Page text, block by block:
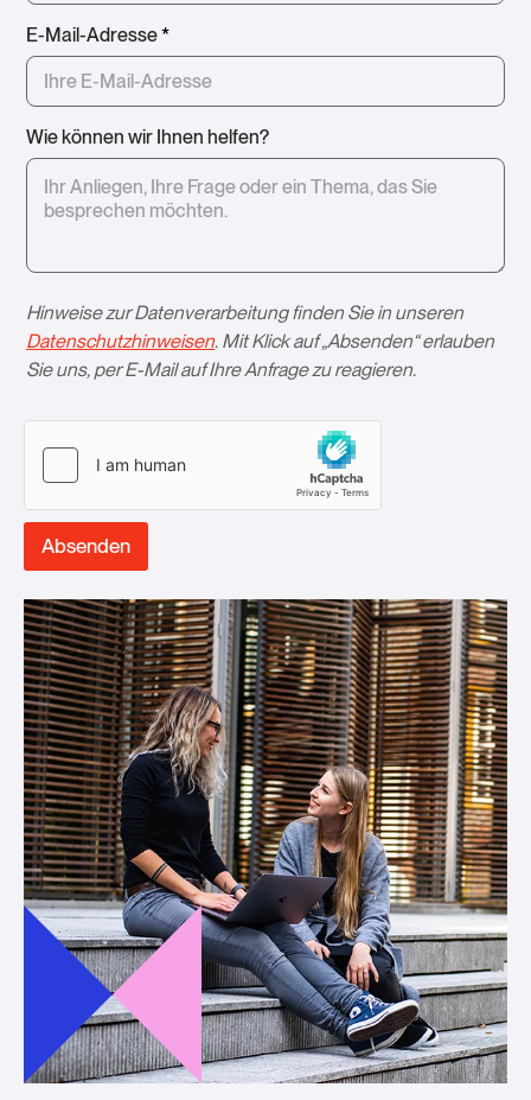
E-Mail-Adresse*
Wie können wir Ihnen helfen?
Hinweise zur Datenverarbeitung finden Sie in unseren
Datenschutzhinweisen. Mit Klick auf „Absenden“ erlauben
Sie uns, per E-Mail auf Ihre Anfrage zu reagieren.­
Absenden